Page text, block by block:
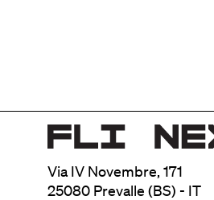
Via IV Novembre, 171
25080 Prevalle (BS) - IT